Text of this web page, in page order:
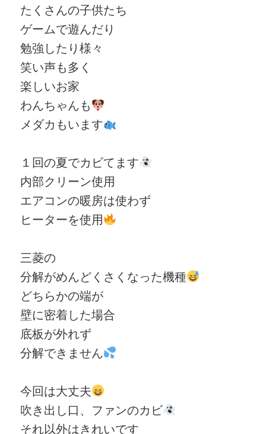
たくさんの子供たち
ゲームで遊んだり
勉強したり様々
笑い声も多く
楽しいお家
わんちゃんも
メダカもいます
１回の夏でカビてます
内部クリーン使用
エアコンの暖房は使わず
ヒーターを使用
三菱の
分解がめんどくさくなった機種
どちらかの端が
壁に密着した場合
底板が外れず
分解できません
今回は大丈夫
吹き出し口、ファンのカビ
それ以外はきれいです